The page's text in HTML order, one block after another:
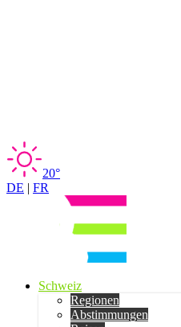
20°
DE | FR
Schweiz
Regionen
Abstimmungen